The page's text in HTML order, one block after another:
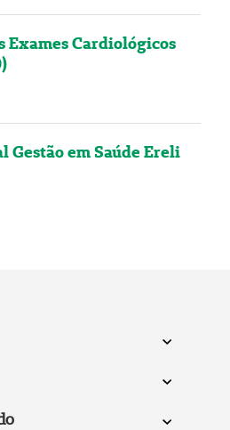
Exames Cardiológicos
Gestão em Saúde Ereli